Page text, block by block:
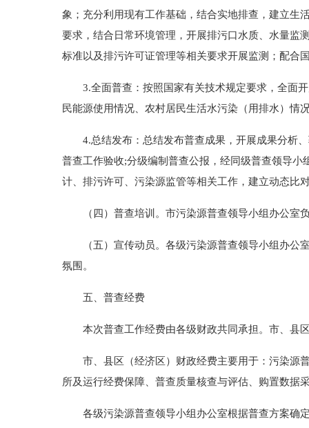
象；充分利用现有工作基础，结合实地排查，建立生
要求，结合日常环境管理，开展排污口水质、水量监
标准以及排污许可证管理等相关要求开展监测；配合
3.全面普查：按照国家有关技术规定要求，全面开
民能源使用情况、农村居民生活水污染（用排水）情
4.总结发布：总结发布普查成果，开展成果分析、
普查工作验收;分级编制普查公报，经同级普查领导
计、排污许可、污染源监管等相关工作，建立动态比
（四）普查培训。市污染源普查领导小组办公室
（五）宣传动员。各级污染源普查领导小组办公室
氛围。
五、普查经费
本次普查工作经费由各级财政共同承担。市、县
市、县区（经济区）财政经费主要用于：污染源普
所及运行经费保障、普查质量核查与评估、购置数据
各级污染源普查领导小组办公室根据普查方案确定